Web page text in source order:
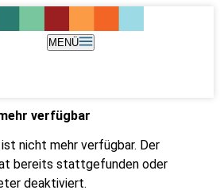
MENÜ
verfügbar
nicht mehr verfügbar. Der
bereits stattgefunden oder
deaktiviert.